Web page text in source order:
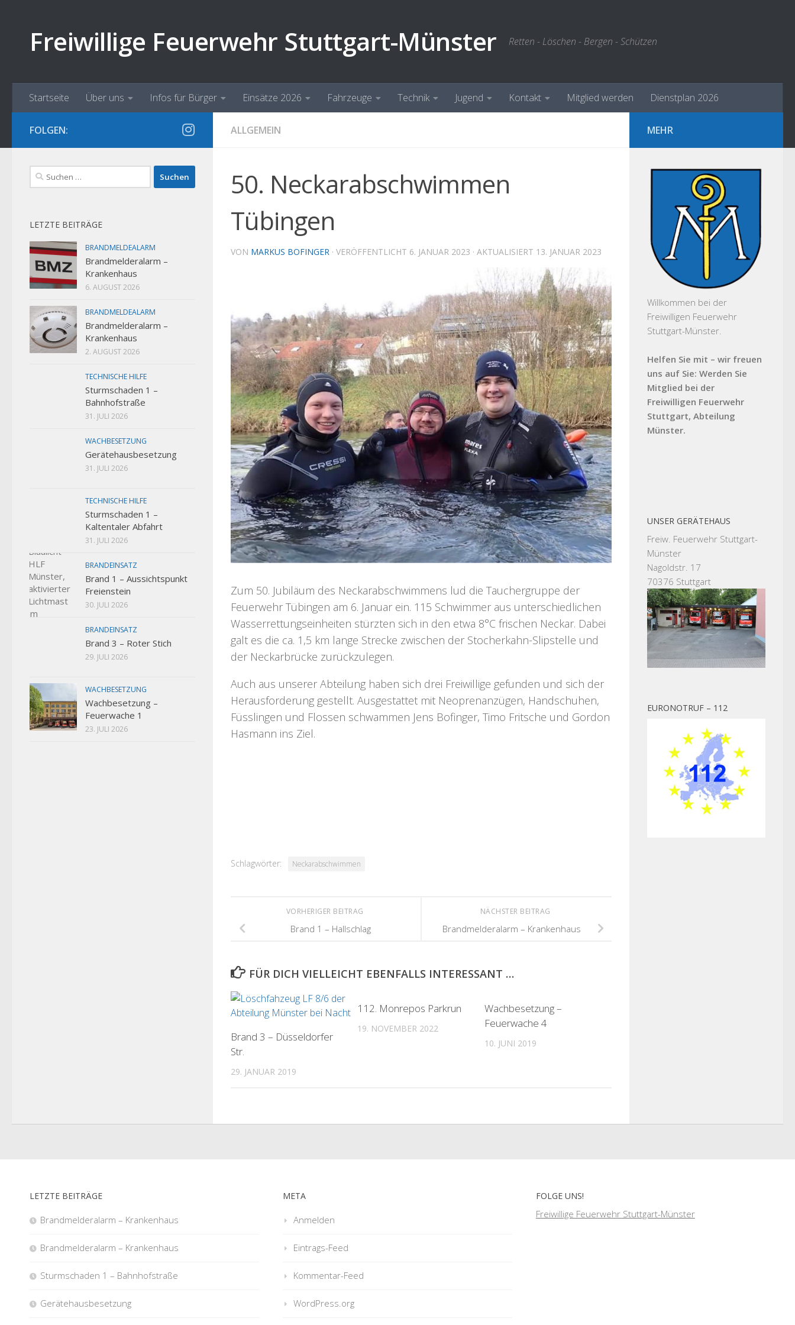
Freiwillige Feuerwehr Stuttgart-Münster Retten - Löschen - Bergen - Schützen
Startseite Über uns Infos für Bürger Einsätze 2026 Fahrzeuge Technik Jugend Kontakt Mitglied werden Dienstplan 2026
ALLGEMEIN
50. Neckarabschwimmen
Tübingen
VON MARKUS BOFINGER · VERÖFFENTLICHT 6. JANUAR 2023 · AKTUALISIERT 13. JANUAR 2023
Zum 50. Jubiläum des Neckarabschwimmens lud die Tauchergruppe der
Feuerwehr Tübingen am 6. Januar ein. 115 Schwimmer aus unterschiedlichen
Wasserrettungseinheiten stürzten sich in den etwa 8°C frischen Neckar. Dabei
galt es die ca. 1,5 km lange Strecke zwischen der Stocherkahn-Slipstelle und
der Neckarbrücke zurückzulegen.
Auch aus unserer Abteilung haben sich drei Freiwillige gefunden und sich der
Herausforderung gestellt. Ausgestattet mit Neoprenanzügen, Handschuhen,
Füsslingen und Flossen schwammen Jens Bofinger, Timo Fritsche und Gordon
Hasmann ins Ziel.
Schlagwörter: Neckarabschwimmen
NÄCHSTER BEITRAG
Brandmelderalarm – Krankenhaus
VORHERIGER BEITRAG
Brand 1 – Hallschlag
FÜR DICH VIELLEICHT EBENFALLS INTERESSANT …
Brand 3 – Düsseldorfer
Str.
29. JANUAR 2019
112. Monrepos Parkrun
19. NOVEMBER 2022
Wachbesetzung –
Feuerwache 4
10. JUNI 2019
FOLGEN:
Suchen
nach:
LETZTE BEITRÄGE
BRANDMELDEALARM
Brandmelderalarm –
Krankenhaus
6. AUGUST 2026
BRANDMELDEALARM
Brandmelderalarm –
Krankenhaus
2. AUGUST 2026
TECHNISCHE HILFE
Sturmschaden 1 –
Bahnhofstraße
31. JULI 2026
WACHBESETZUNG
Gerätehausbesetzung
31. JULI 2026
TECHNISCHE HILFE
Sturmschaden 1 –
Kaltentaler Abfahrt
31. JULI 2026
BRANDEINSATZ
Brand 1 – Aussichtspunkt
Freienstein
30. JULI 2026
BRANDEINSATZ
Brand 3 – Roter Stich
29. JULI 2026
WACHBESETZUNG
Wachbesetzung –
Feuerwache 1
23. JULI 2026
MEHR
Willkommen bei der
Freiwilligen Feuerwehr
Stuttgart-Münster.
Helfen Sie mit – wir freuen
uns auf Sie: Werden Sie
Mitglied bei der
Freiwilligen Feuerwehr
Stuttgart, Abteilung
Münster.
UNSER GERÄTEHAUS
Freiw. Feuerwehr Stuttgart-
Münster
Nagoldstr. 17
70376 Stuttgart
EURONOTRUF – 112
LETZTE BEITRÄGE
Brandmelderalarm – Krankenhaus
Brandmelderalarm – Krankenhaus
Sturmschaden 1 – Bahnhofstraße
Gerätehausbesetzung
META
Anmelden
Eintrags-Feed
Kommentar-Feed
WordPress.org
FOLGE UNS!
Freiwillige Feuerwehr Stuttgart-Münster